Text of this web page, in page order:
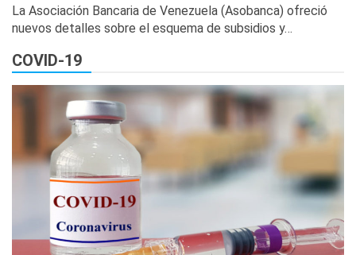
La Asociación Bancaria de Venezuela (Asobanca) ofreció
nuevos detalles sobre el esquema de subsidios y…
COVID-19